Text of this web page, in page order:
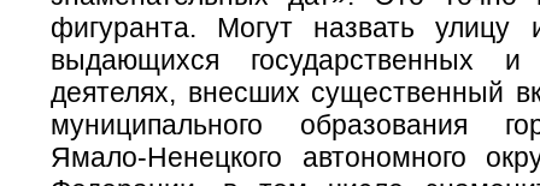
фигуранта. Могут назвать
выдающихся государственных и
деятелях, внесших существенный
муниципального образования
Ямало-Ненецкого автономного